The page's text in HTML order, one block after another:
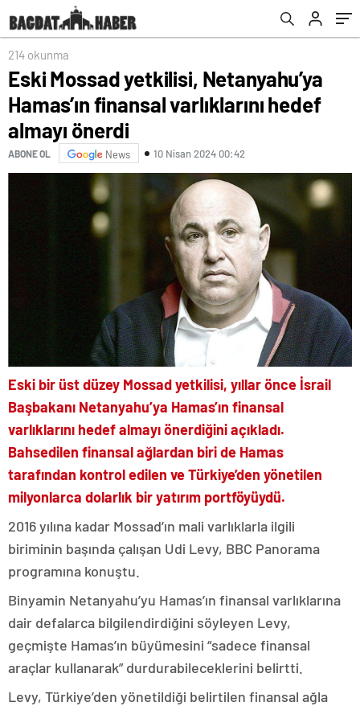
214 okunma
Eski Mossad yetkilisi, Netanyahu’ya
Hamas’ın finansal varlıklarını hedef
almayı önerdi
ABONE OL News 10 Nisan 2024 00:42
Eski bir üst düzey Mossad yetkilisi, yıllar önce İsrail
Başbakanı Netanyahu’ya Hamas’ın finansal
varlıklarını hedef almayı önerdiğini açıkladı.
Bahsedilen finansal ağlardan biri de Hamas
tarafından kontrol edilen ve Türkiye’den yönetilen
milyonlarca dolarlık bir yatırım portföyüydü.
2016 yılına kadar Mossad’ın mali varlıklarla ilgili
biriminin başında çalışan Udi Levy, BBC Panorama
programına konuştu.
Binyamin Netanyahu’yu Hamas’ın finansal varlıklarına
dair defalarca bilgilendirdiğini söyleyen Levy,
geçmişte Hamas’ın büyümesini “sadece finansal
araçlar kullanarak” durdurabileceklerini belirtti.
Levy, Türkiye’den yönetildiği belirtilen finansal ağla